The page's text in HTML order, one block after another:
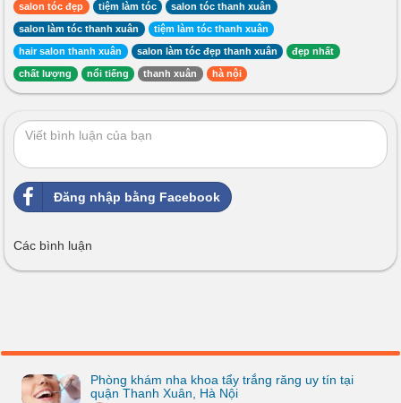
salon tóc đẹp tiệm làm tóc salon tóc thanh xuân
salon làm tóc thanh xuân tiệm làm tóc thanh xuân
hair salon thanh xuân salon làm tóc đẹp thanh xuân đẹp nhất
chất lượng nổi tiếng thanh xuân hà nội
Đăng nhập bằng Facebook
Các bình luận
Phòng khám nha khoa tẩy trắng răng uy tín tại
quận Thanh Xuân, Hà Nội